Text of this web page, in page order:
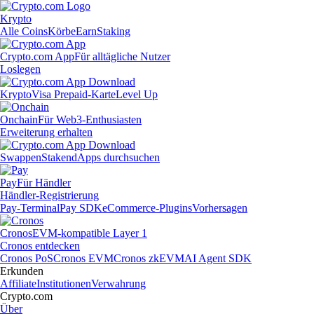
Krypto
Alle CoinsKörbeEarnStaking
Crypto.com AppFür alltägliche Nutzer
Loslegen
KryptoVisa Prepaid-KarteLevel Up
OnchainFür Web3-Enthusiasten
Erweiterung erhalten
SwappenStakendApps durchsuchen
PayFür Händler
Händler-Registrierung
Pay-TerminalPay SDKeCommerce-PluginsVorhersagen
CronosEVM-kompatible Layer 1
Cronos entdecken
Cronos PoSCronos EVMCronos zkEVMAI Agent SDK
Erkunden
AffiliateInstitutionenVerwahrung
Crypto.com
Über